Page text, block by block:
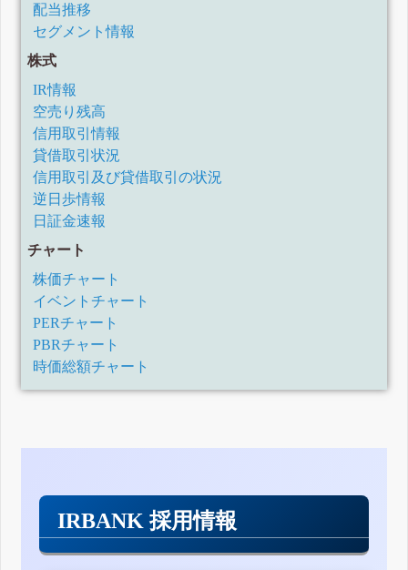
配当推移
セグメント情報
株式
IR情報
空売り残高
信用取引情報
貸借取引状況
信用取引及び貸借取引の状況
逆日歩情報
日証金速報
チャート
株価チャート
イベントチャート
PERチャート
PBRチャート
時価総額チャート
IRBANK 採用情報